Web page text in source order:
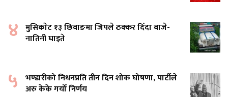
४ मुसिकाेट १३ छिवाङमा जिपले ठक्कर दिँदा बाजे-
नातिनी घाइते
५ भण्डारीको निधनप्रति तीन दिन शोक घोषणा, पार्टीले
अरु केके गर्यो निर्णय